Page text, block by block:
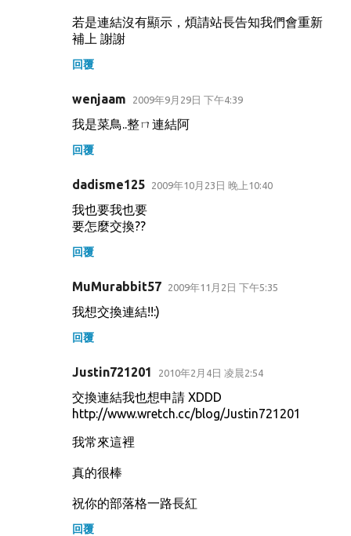
若是連結沒有顯示，煩請站長告知我們會重新
補上 謝謝
回覆
wenjaam 2009年9月29日 下午4:39
我是菜鳥..整ㄇ連結阿
回覆
dadisme125 2009年10月23日 晚上10:40
我也要我也要
要怎麼交換??
回覆
MuMurabbit57 2009年11月2日 下午5:35
我想交換連結!!:)
回覆
Justin721201 2010年2月4日 凌晨2:54
交換連結我也想申請 XDDD
http://www.wretch.cc/blog/Justin721201
我常來這裡
真的很棒
祝你的部落格一路長紅
回覆